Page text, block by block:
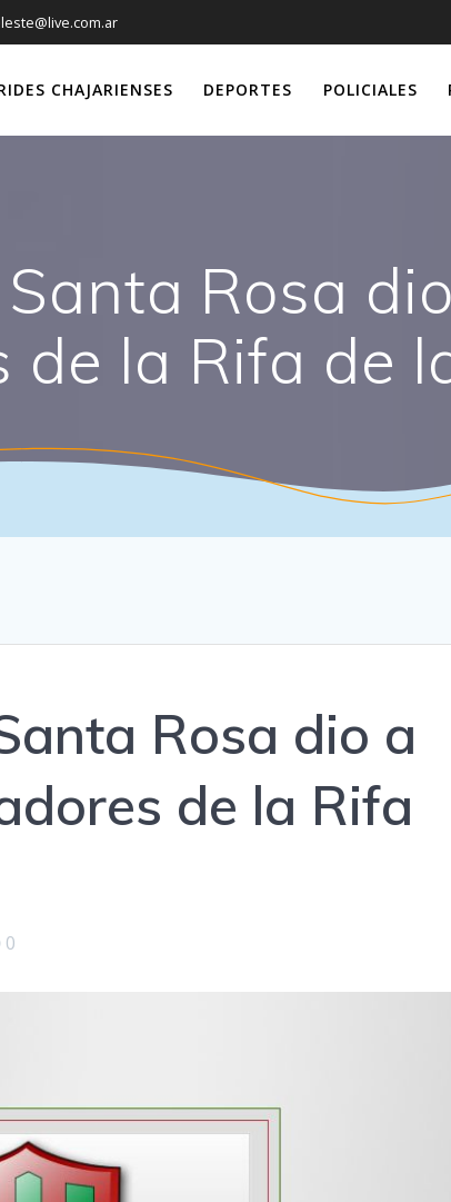
CHAJARIENSES DEPORTES POLICIALES
Rosa
de la Rifa de
Rosa dio a
de la Rifa
0